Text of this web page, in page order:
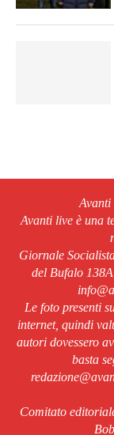
Avanti
Avanti live è una
Giornale
del Bufalo
Le foto presenti
internet, quindi
autori dovessero
basta
Comitato